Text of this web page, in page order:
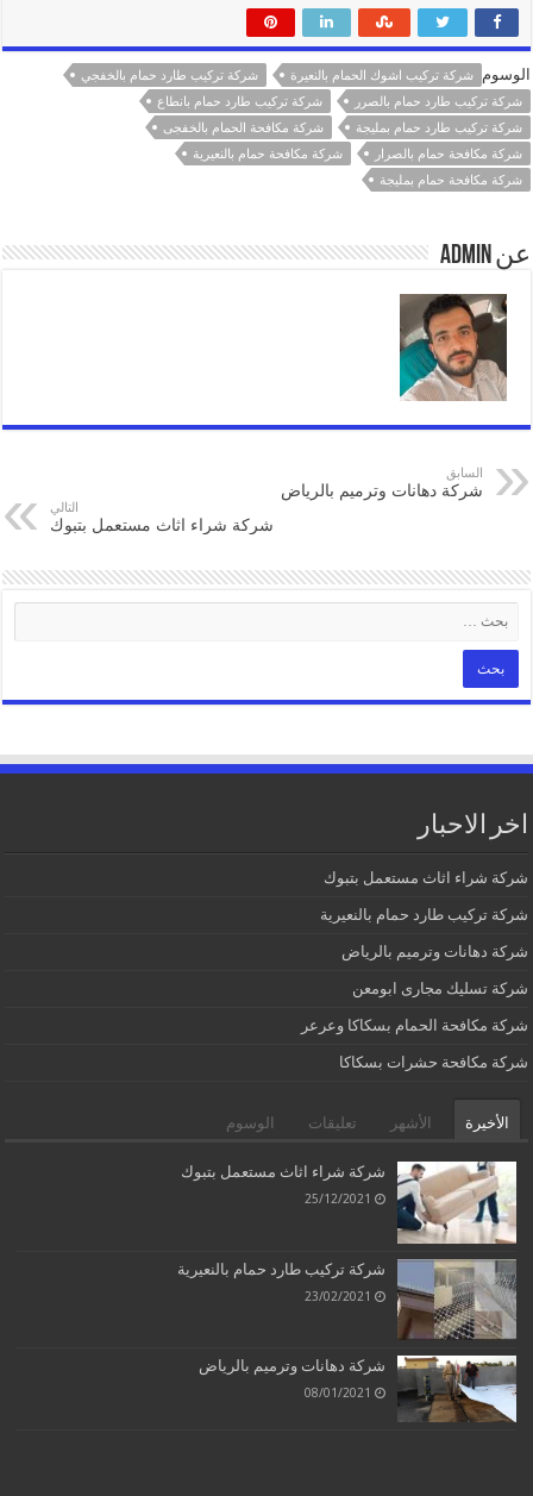
الوسوم شركة تركيب اشوك الحمام بالنعيرة
شركة تركيب طارد حمام بالخفجي
شركة تركيب طارد حمام بالصرر
شركة تركيب طارد حمام بانطاع
شركة تركيب طارد حمام بمليجة
شركة مكافحة الحمام بالخفجى
شركة مكافحة حمام بالصرار
شركة مكافحة حمام بالنعيرية
شركة مكافحة حمام بمليجة
عن admin
السابق
شركة دهانات وترميم بالرياض
التالي
شركة شراء اثاث مستعمل بتبوك
اخر الاحبار
شركة شراء اثاث مستعمل بتبوك
شركة تركيب طارد حمام بالنعيرية
شركة دهانات وترميم بالرياض
شركة تسليك مجارى ابومعن
شركة مكافحة الحمام بسكاكا وعرعر
شركة مكافحة حشرات بسكاكا
الأخيرة الأشهر تعليقات الوسوم
شركة شراء اثاث مستعمل بتبوك
25/12/2021
شركة تركيب طارد حمام بالنعيرية
23/02/2021
شركة دهانات وترميم بالرياض
08/01/2021